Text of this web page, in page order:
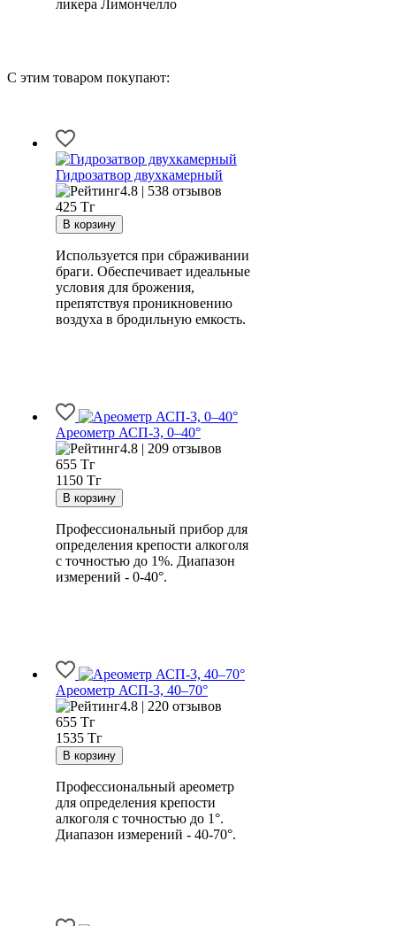
ликера Лимончелло
С этим товаром покупают:
Гидрозатвор двухкамерный
4.8 | 538 отзывов
425 Тг
Используется при сбраживании
браги. Обеспечивает идеальные
условия для брожения,
препятствуя проникновению
воздуха в бродильную емкость.
Ареометр АСП-3, 0–40°
4.8 | 209 отзывов
655 Тг
1150 Тг
Профессиональный прибор для
определения крепости алкоголя
с точностью до 1%. Диапазон
измерений - 0-40°.
Ареометр АСП-3, 40–70°
4.8 | 220 отзывов
655 Тг
1535 Тг
Профессиональный ареометр
для определения крепости
алкоголя с точностью до 1°.
Диапазон измерений - 40-70°.